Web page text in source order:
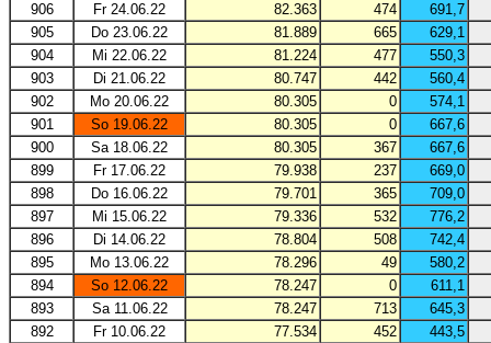
906
Fr 24.06.22 82.363 474
691,7
905
Do 23.06.22 81.889 665
629,1
904
Mi 22.06.22 81.224 477
550,3
903
Di 21.06.22 80.747 442
560,4
902
Mo 20.06.22 80.305 0
574,1
901
So 19.06.22 80.305 0
667,6
900
Sa 18.06.22 80.305 367
667,6
899
Fr 17.06.22 79.938 237
669,0
898
Do 16.06.22 79.701 365
709,0
897
Mi 15.06.22 79.336 532
776,2
896
Di 14.06.22 78.804 508
742,4
895
Mo 13.06.22 78.296 49
580,2
894
So 12.06.22 78.247 0
611,1
893
Sa 11.06.22 78.247 713
645,3
892
Fr 10.06.22 77.534 452
443,5